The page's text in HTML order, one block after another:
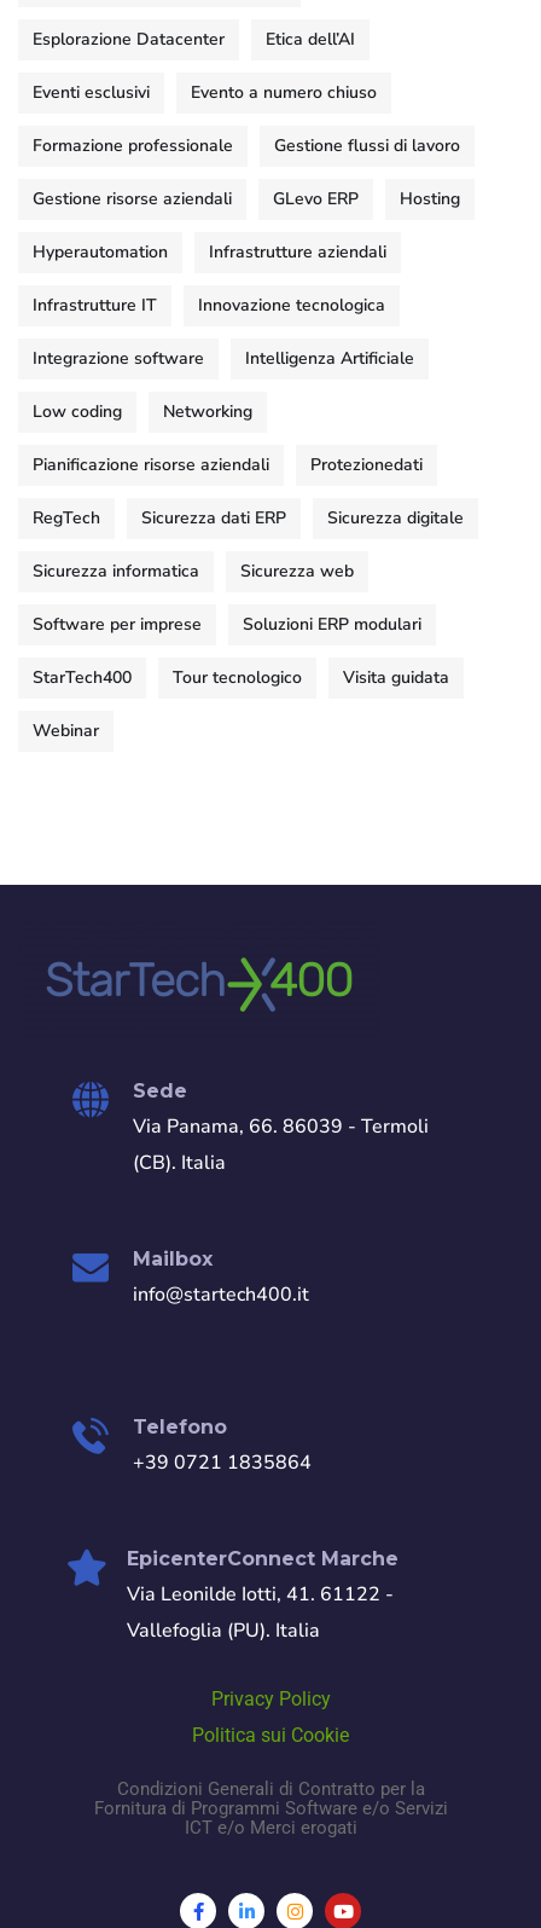
Esplorazione Datacenter Etica dell’AI
Eventi esclusivi Evento a numero chiuso
Formazione professionale Gestione flussi di lavoro
Gestione risorse aziendali GLevo ERP Hosting
Hyperautomation Infrastrutture aziendali
Infrastrutture IT Innovazione tecnologica
Integrazione software Intelligenza Artificiale
Low coding Networking
Pianificazione risorse aziendali Protezionedati
RegTech Sicurezza dati ERP Sicurezza digitale
Sicurezza informatica Sicurezza web
Software per imprese Soluzioni ERP modulari
StarTech400 Tour tecnologico Visita guidata
Webinar
Sede
Via Panama, 66. 86039 - Termoli
(CB). Italia
Mailbox
info@startech400.it
Telefono
+39 0721 1835864
EpicenterConnect Marche
Via Leonilde Iotti, 41. 61122 -
Vallefoglia (PU). Italia
Privacy Policy
Politica sui Cookie
Condizioni Generali di Contratto per la
Fornitura di Programmi Software e/o Servizi
ICT e/o Merci erogati